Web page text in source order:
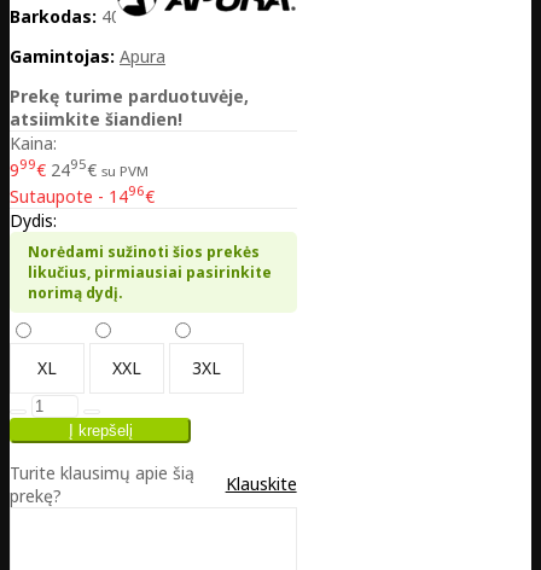
Barkodas: 4032782048266
Gamintojas: Apura
Prekę turime parduotuvėje,
atsiimkite šiandien!
Kaina:
999€ 2495€ su PVM
Sutaupote - 1496€
Dydis:
Norėdami sužinoti šios prekės
likučius, pirmiausiai pasirinkite
norimą dydį.
XL XXL 3XL
Turite klausimų apie šią
prekę?
Klauskite